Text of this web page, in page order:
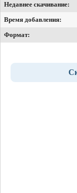
Недавнее скачивание:
Время добавления:
Формат: